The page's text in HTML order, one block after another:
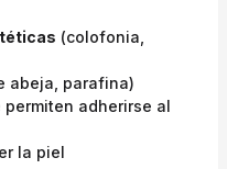
(colofonia,
abeja, parafina)
permiten adherirse al
la piel